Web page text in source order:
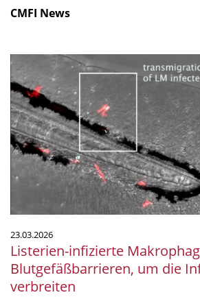
CMFI News
Listerien-
infizierte
Makrophagen
schwächen
Blutgefäßbarrieren,
um
die
Infektion
verbreiten
23.03.2026
Listerien-infizierte
Blutgefäßbarrieren, um die
verbreiten